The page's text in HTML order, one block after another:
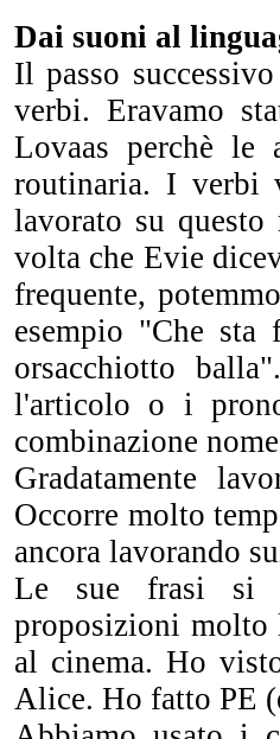
Dai suoni al
Il passo
verbi. Eravamo
Lovaas perchè le
routinaria. I verbi
lavorato su questo
volta che Evie
frequente,
esempio "Che
orsacchiotto
l'articolo o i
combinazione
Gradatamente
Occorre molto
ancora lavorando
Le sue frasi si
proposizioni molto
al cinema. Ho
Alice. Ho fatto PE